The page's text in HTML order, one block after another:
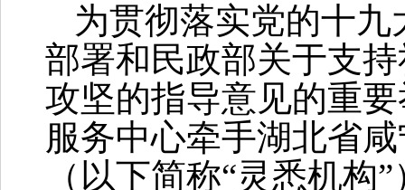
为贯彻落实党的十
部署和民政部关于支
攻坚的指导意见的重
服务中心牵手湖北省
（以下简称“灵悉机构